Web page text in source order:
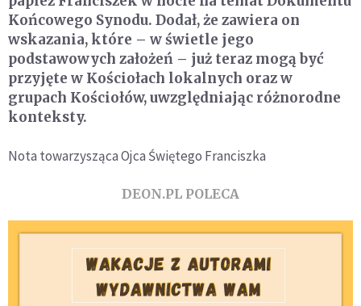
Końcowego Synodu. Dodał, że zawiera on
wskazania, które – w świetle jego
podstawowych założeń – już teraz mogą być
przyjęte w Kościołach lokalnych oraz w
grupach Kościołów, uwzględniając różnorodne
konteksty.
Nota towarzysząca Ojca Świętego Franciszka
DEON.PL POLECA